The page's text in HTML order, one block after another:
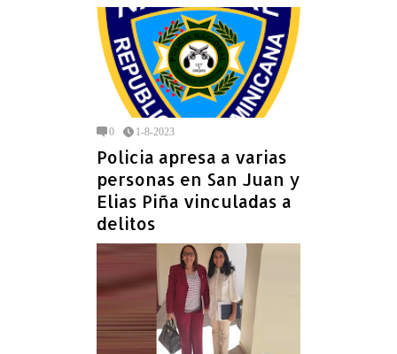
0 1-8-2023
Policia apresa a varias
personas en San Juan y
Elias Piña vinculadas a
delitos